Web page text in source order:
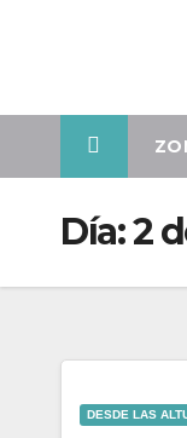
Día:2
DESDE LAS